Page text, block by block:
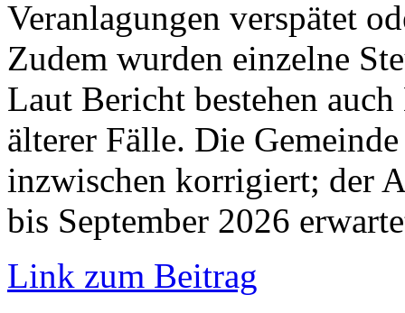
Veranlagungen verspätet
Zudem wurden einzelne
Laut Bericht bestehen
älterer Fälle. Die
inzwischen korrigiert; der
bis September 2026
Link zum Beitrag